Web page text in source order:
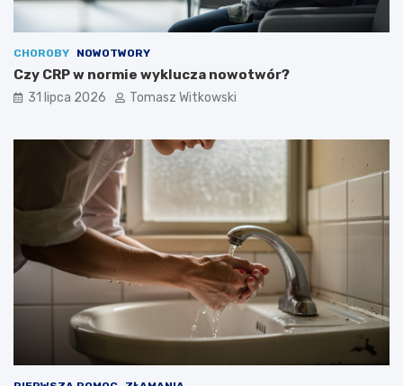
CHOROBY NOWOTWORY
Czy CRP w normie wyklucza nowotwór?
31 lipca 2026 Tomasz Witkowski